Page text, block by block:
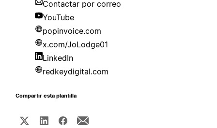
Contactar por correo
YouTube
popinvoice.com
x.com/JoLodge01
LinkedIn
redkeydigital.com
Compartir esta plantilla